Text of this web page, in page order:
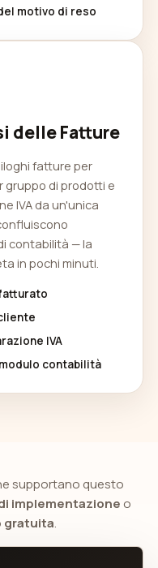
motivo di reso
delle Fatture
fatture per
gruppo di prodotti e
IVA da un'unica
contabilità — la
in pochi minuti.
IVA
contabilità
supportano questo
implementazione o
gratuita.